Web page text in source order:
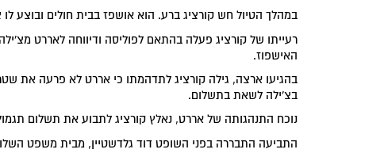
במהלך הטיול חש קורציג ברע. הוא אושפז בבית חולים ובוצע לו
רעייתו של קורציג פעלה בהתאם לפוליסה ודיווחה לאררט
האישפוז.
בהגיעו ארצה, גילה קורציג לתדהמתו כי אררט לא פרעה את
בצ'ילה לשאת בתשלום.
נוכח התנהגותה של אררט, נאלץ קורציג לתבוע את תשלום
התביעה התבררה בפני השופט דוד גלדשטיין, מבית משפט